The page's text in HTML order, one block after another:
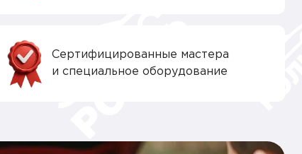
Сертифицированные мастера
и специальное оборудование